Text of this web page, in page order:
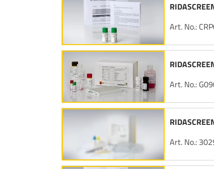
Art. No.:
Art. No.:
Art. No.: